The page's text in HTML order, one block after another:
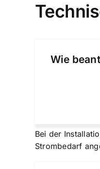
Wie
Bei der
Strombedarf